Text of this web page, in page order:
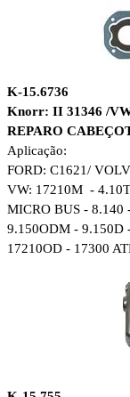
K-15.6736
Knorr: II 31346 /
REPARO
Aplicação:
FORD: C1621/
VW: 17210M -
MICRO BUS - 8.140
9.150ODM - 9.150D
17210OD - 17300